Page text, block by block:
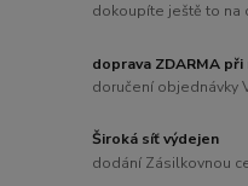
dokoupíte ještě to na
doprava ZDARMA při
doručení objednávky
Široká síť výdejen
dodání Zásilkovnou